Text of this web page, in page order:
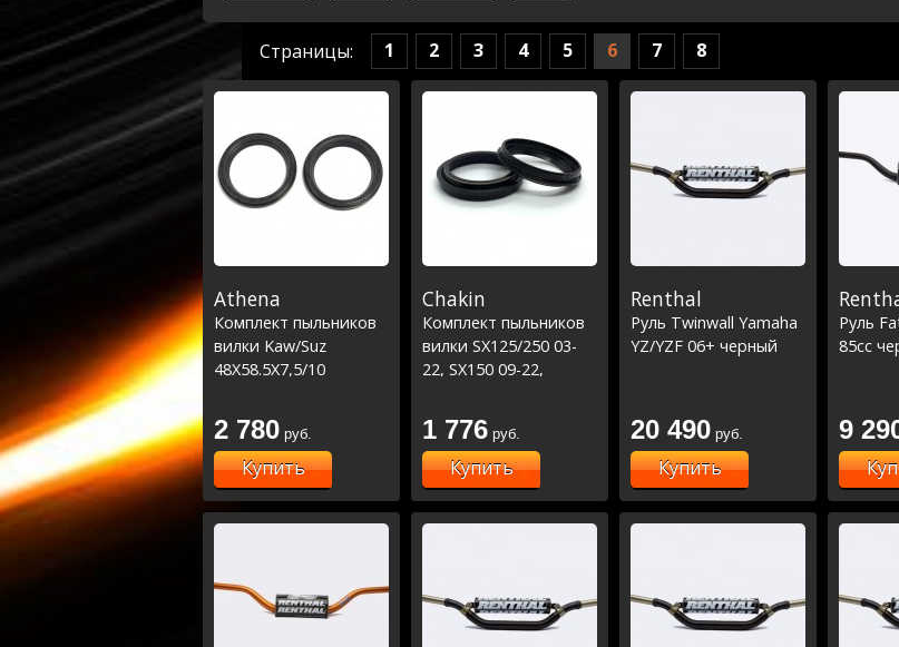
Страницы: 1 2 3 4 5 6 7 8
Athena
Комплект пыльников
вилки Kaw/Suz
48X58.5X7,5/10
2 780 руб.
Купить
Chakin
Комплект пыльников
вилки SX125/250 03-
22, SX150 09-22,
11-22,SXF450 07-22
#TC125 14-21, TC250
10-21,FC250-450 14-
22#EC250-300 15-19
#YZ125-250 04-
22,YZF250-450 04-22
1 776 руб.
Купить
Renthal
Руль Twinwall Yamaha
YZ/YZF 06+ черный
20 490 руб.
Купить
Руль
85сс
9